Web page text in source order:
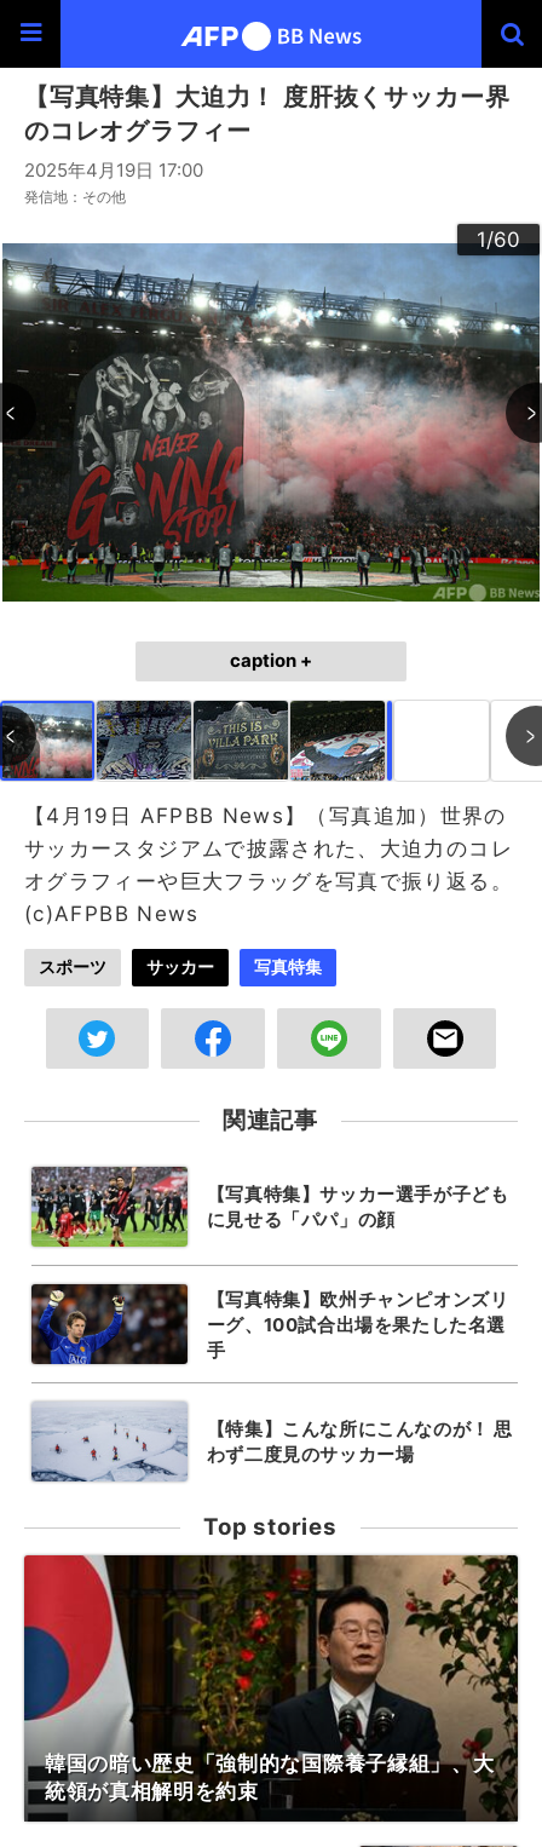
【写真特集】大迫力！ 度肝抜くサッカー界
のコレオグラフィー
2025年4月19日 17:00
発信地：その他
1/60
2/60
3/60
4/60
5/60
6/60
7/60
8/60
9/60
10/60
11/60
12/60
13/60
14/60
15/60
16/60
17/60
18/60
19/60
20/60
21/60
22/60
23/60
24/60
25/60
26/60
27/60
28/60
29/60
30/60
31/60
32/60
33/60
34/60
35/60
36/60
37/60
38/60
39/60
40/60
41/60
42/60
43/60
44/60
45/60
46/60
47/60
48/60
49/60
50/60
51/60
52/60
53/60
54/60
55/60
56/60
57/60
58/60
59/60
60/60
caption +
成中 画像作成中
【4月19日 AFPBB News】（写真追加）世界の
サッカースタジアムで披露された、大迫力のコレ
オグラフィーや巨大フラッグを写真で振り返る。
(c)AFPBB News
スポーツ サッカー 写真特集
関連記事
【写真特集】サッカー選手が子ども
に見せる「パパ」の顔
【写真特集】欧州チャンピオンズリ
ーグ、100試合出場を果たした名選
手
【特集】こんな所にこんなのが！ 思
わず二度見のサッカー場
Top stories
韓国の暗い歴史「強制的な国際養子縁組」、大
統領が真相解明を約束